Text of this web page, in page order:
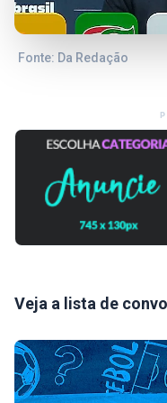
Fonte: Da Redação
Veja a lista de